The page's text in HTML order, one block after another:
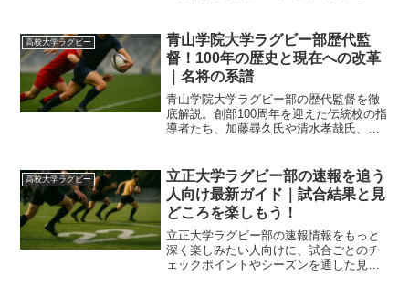
校ラグビー観戦をもっと楽しめるように
解説します。初優勝校の背景や連覇の流
れも押さえられる内容です。
高校大学ラグビー
青山学院大学ラグビー部歴代監
督！100年の歴史と現在への改革
｜名将の系譜
青山学院大学ラグビー部の歴代監督を徹
底解説。創部100周年を迎えた伝統校の指
導者たち、加藤尋久氏や清水孝哉氏、そ
を詳しく紹介します。
高校大学ラグビー
立正大学ラグビー部の速報を追う
人向け最新ガイド｜試合結果と見
どころを楽しもう！
立正大学ラグビー部の速報情報をもっと
深く楽しみたい人向けに、試合ごとのチ
ェックポイントやシーズンを通した見